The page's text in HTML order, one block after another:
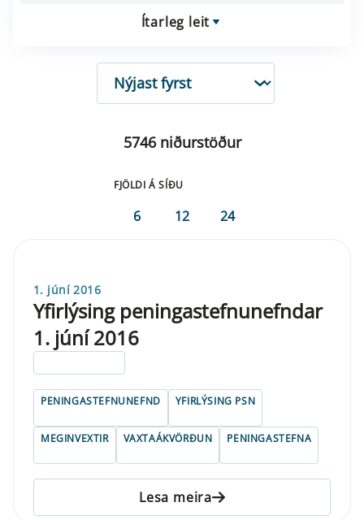
Ítarleg leit
RÖÐUN
5746 niðurstöður
FJÖLDI Á SÍÐU
6 12 24
1. júní 2016
Yfirlýsing peningastefnunefndar
1. júní 2016
PENINGASTEFNUNEFND YFIRLÝSING PSN
MEGINVEXTIR VAXTAÁKVÖRÐUN PENINGASTEFNA
Lesa meira